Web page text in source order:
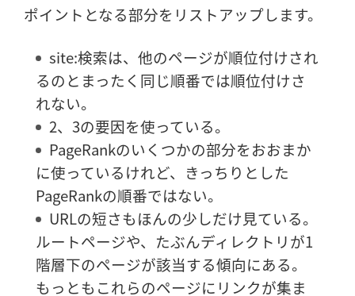
ポイントとなる部分をリストアップします。
site:検索は、他のページが順位付けされ
るのとまったく同じ順番では順位付けさ
れない。
2、3の要因を使っている。
PageRankのいくつかの部分をおおまか
に使っているけれど、きっちりとした
PageRankの順番ではない。
URLの短さもほんの少しだけ見ている。
ルートページや、たぶんディレクトリが1
階層下のページが該当する傾向にある。
もっともこれらのページにリンクが集ま